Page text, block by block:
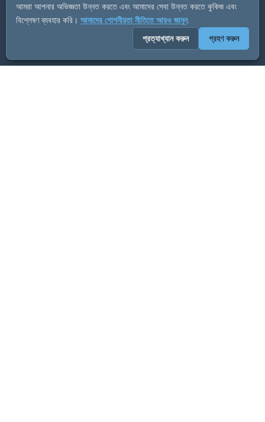
আমরা আপনার অভিজ্ঞতা উন্নত করতে এবং আমাদের সেবা উন্নত করতে কুকিজ এবং
বিশ্লেষণ ব্যবহার করি। আমাদের গোপনীয়তা নীতিতে আরও জানুন.
প্রত্যাখ্যান করুন
গ্রহণ করুন